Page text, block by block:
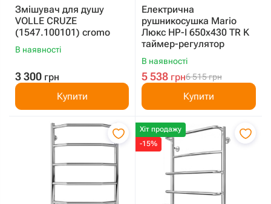
Змішувач для душу
VOLLE CRUZE
(1547.100101) cromo
В наявності
3 300 грн
Купити
Електрична
рушникосушка Mario
Люкс HP-I 650x430 TR K
таймер-регулятор
В наявності
6 515грн
5 538 грн
Купити
Хіт продажу
-15%